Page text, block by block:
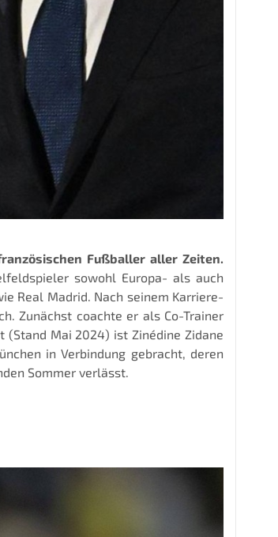
Fußballer aller Zeiten.
sowohl Europa- als auch
Real Madrid. Nach seinem Karriere-
Zunächst coachte er als Co-Trainer
(Stand Mai 2024) ist Zinédine Zidane
in Verbindung gebracht, deren
Sommer verlässt.